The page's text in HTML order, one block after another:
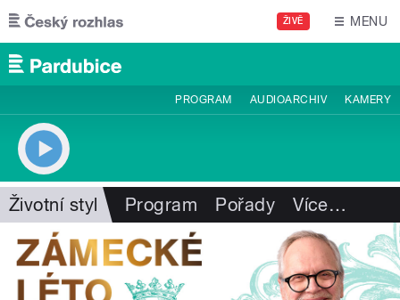
Přejít k hlavnímu obsahu
ŽIVĚ MENU
PROGRAM AUDIOARCHIV KAMERY
Životní styl Program Pořady Více…